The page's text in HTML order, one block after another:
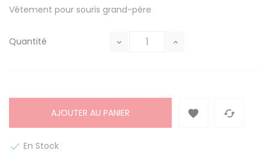
Vêtement pour souris grand-père
Quantité
AJOUTER AU PANIER  
 En Stock